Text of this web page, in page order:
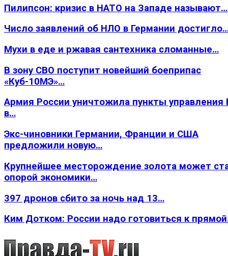
Пилипсон: кризис в НАТО на Западе называют…
Число заявлений об НЛО в Германии
Мухи в еде и ржавая сантехника сломанные…
В зону СВО поступит новейший боеприпас
«Куб-10МЭ»…
Армия России уничтожила пункты
в…
Экс-чиновники Германии, Франции и США
предложили новую…
Крупнейшее месторождение золота может
опорой экономики…
397 дронов сбито за ночь над 13…
Ким Дотком: России надо готовиться к